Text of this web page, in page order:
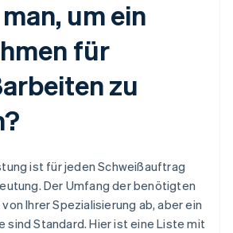
um ein
für
zu
ist für jeden Schweißauftrag
Der Umfang der benötigten
Ihrer Spezialisierung ab, aber ein
sind Standard. Hier ist eine Liste mit